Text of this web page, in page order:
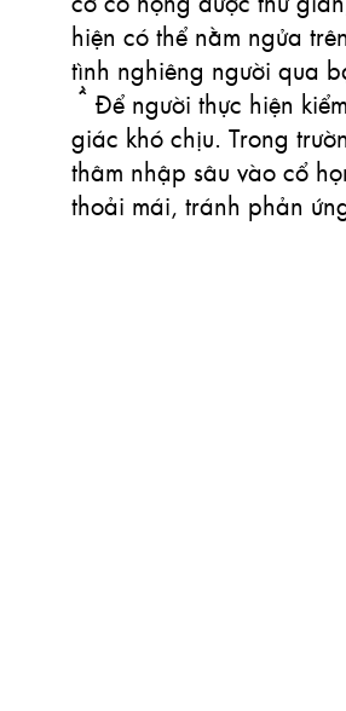
hiện có thể nằm ngửa
tình nghiêng người qua
● Để người thực hiện
giác khó chịu. Trong
thâm nhập sâu vào cổ
thoải mái, tránh phản